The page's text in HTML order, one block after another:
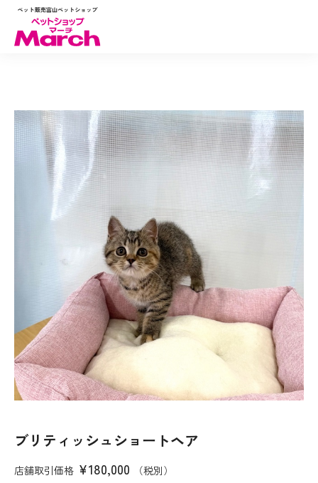
ブリティッシュショートヘア
店舗取引価格 ¥180,000 （税別）